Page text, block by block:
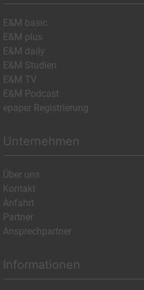
E&M basic
E&M plus
E&M daily
E&M Studien
E&M TV
E&M Podcast
epaper Registrierung
Unternehmen
Über uns
Kontakt
Anfahrt
Partner
Ansprechpartner
Informationen